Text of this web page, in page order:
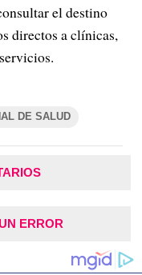
el destino
directos a clínicas,
DE SALUD
ERROR